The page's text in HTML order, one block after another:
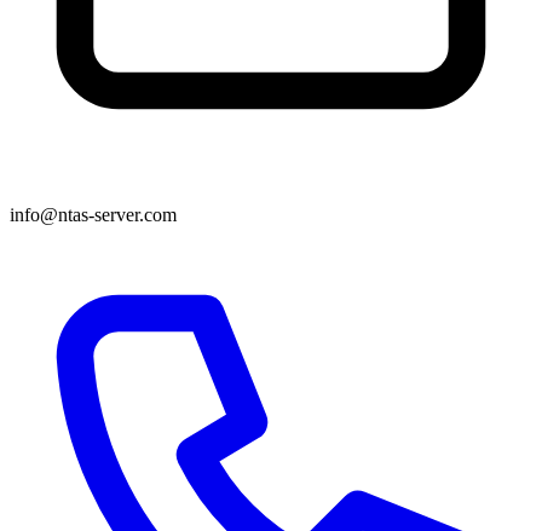
info@ntas-server.com